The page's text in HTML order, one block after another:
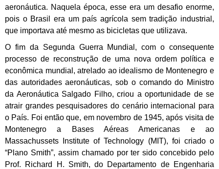
aeronáutica. Naquela época, esse era um desafio enorme,
pois o Brasil era um país agrícola sem tradição industrial,
que importava até mesmo as bicicletas que utilizava.
O fim da Segunda Guerra Mundial, com o consequente
processo de reconstrução de uma nova ordem política e
econômica mundial, atrelado ao idealismo de Montenegro e
das autoridades aeronáuticas, sob o comando do Ministro
da Aeronáutica Salgado Filho, criou a oportunidade de se
atrair grandes pesquisadores do cenário internacional para
o País. Foi então que, em novembro de 1945, após visita de
Montenegro a Bases Aéreas Americanas e ao
Massachussets Institute of Technology (MIT), foi criado o
“Plano Smith”, assim chamado por ter sido concebido pelo
Prof. Richard H. Smith, do Departamento de Engenharia